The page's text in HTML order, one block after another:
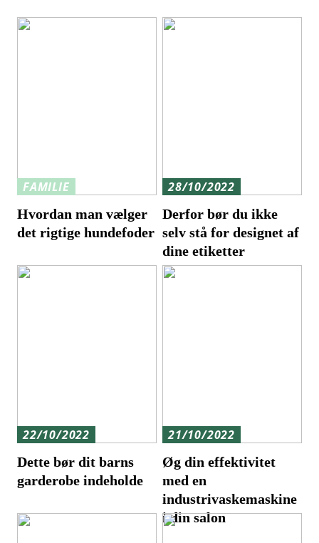
FAMILIE
Hvordan man vælger
det rigtige hundefoder
28/10/2022
Derfor bør du ikke
selv stå for designet af
dine etiketter
22/10/2022
Dette bør dit barns
garderobe indeholde
21/10/2022
Øg din effektivitet
med en
industrivaskemaskine
i din salon